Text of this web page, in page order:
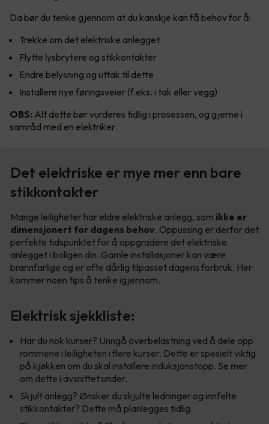
Da bør du tenke gjennom at du kanskje kan få behov for å:
Trekke om det elektriske anlegget
Flytte lysbrytere og stikkontakter
Endre belysning og uttak til dette
Installere nye føringsveier (f.eks. i tak eller vegg)
OBS: Alt dette bør vurderes tidlig i prosessen, og gjerne i
samråd med en elektriker.
Det elektriske er mye mer enn bare
stikkontakter
Mange leiligheter har eldre elektriske anlegg, som ikke er
dimensjonert for dagens behov. Oppussing er derfor det
perfekte tidspunktet for å oppgradere det elektriske
anlegget i boligen din. Gamle installasjoner kan være
brannfarlige og er ofte dårlig tilpasset dagens forbruk. Her
kommer noen tips å tenke igjennom.
Elektrisk sjekkliste:
Har du nok kurser? Unngå overbelastning ved å dele opp
rommene i leiligheten i flere kurser. Dette er spesielt viktig
på kjøkken om du skal installere induksjonstopp. Se mer
om dette i avsnittet under.
Skjult anlegg? Ønsker du skjulte ledninger og innfelte
stikkontakter? Dette må planlegges tidlig.